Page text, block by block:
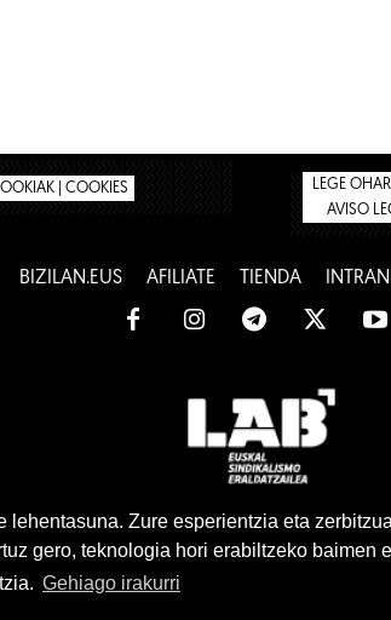
| COOKIES
LEGE
AVISO
BIZILAN.EUS AFÍLIATE TIENDA
www.lab.eus
Euskera Castellano
Zure esperientzia eta
gero, teknologia hori erabiltzeko baimen
Gehiago irakurri